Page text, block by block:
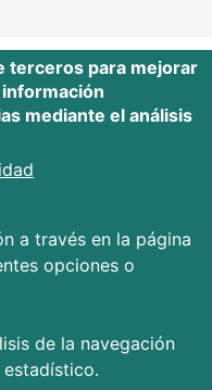
–1
terceros para mejorar
mediante el análisis
a través en la página
opciones o
de la navegación